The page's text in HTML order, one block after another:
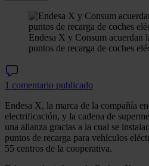
Endesa X y Consum acuerdan
puntos de recarga de coches
1 comentario publicado
Endesa X, la marca de la compañía
electrificación, y la cadena de
una alianza gracias a la cual se
puntos de recarga para vehículos
55 centros de la cooperativa.